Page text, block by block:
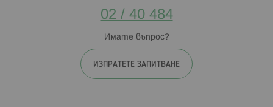
02 / 40 484
Имате въпрос?
ИЗПРАТЕТЕ ЗАПИТВАНЕ